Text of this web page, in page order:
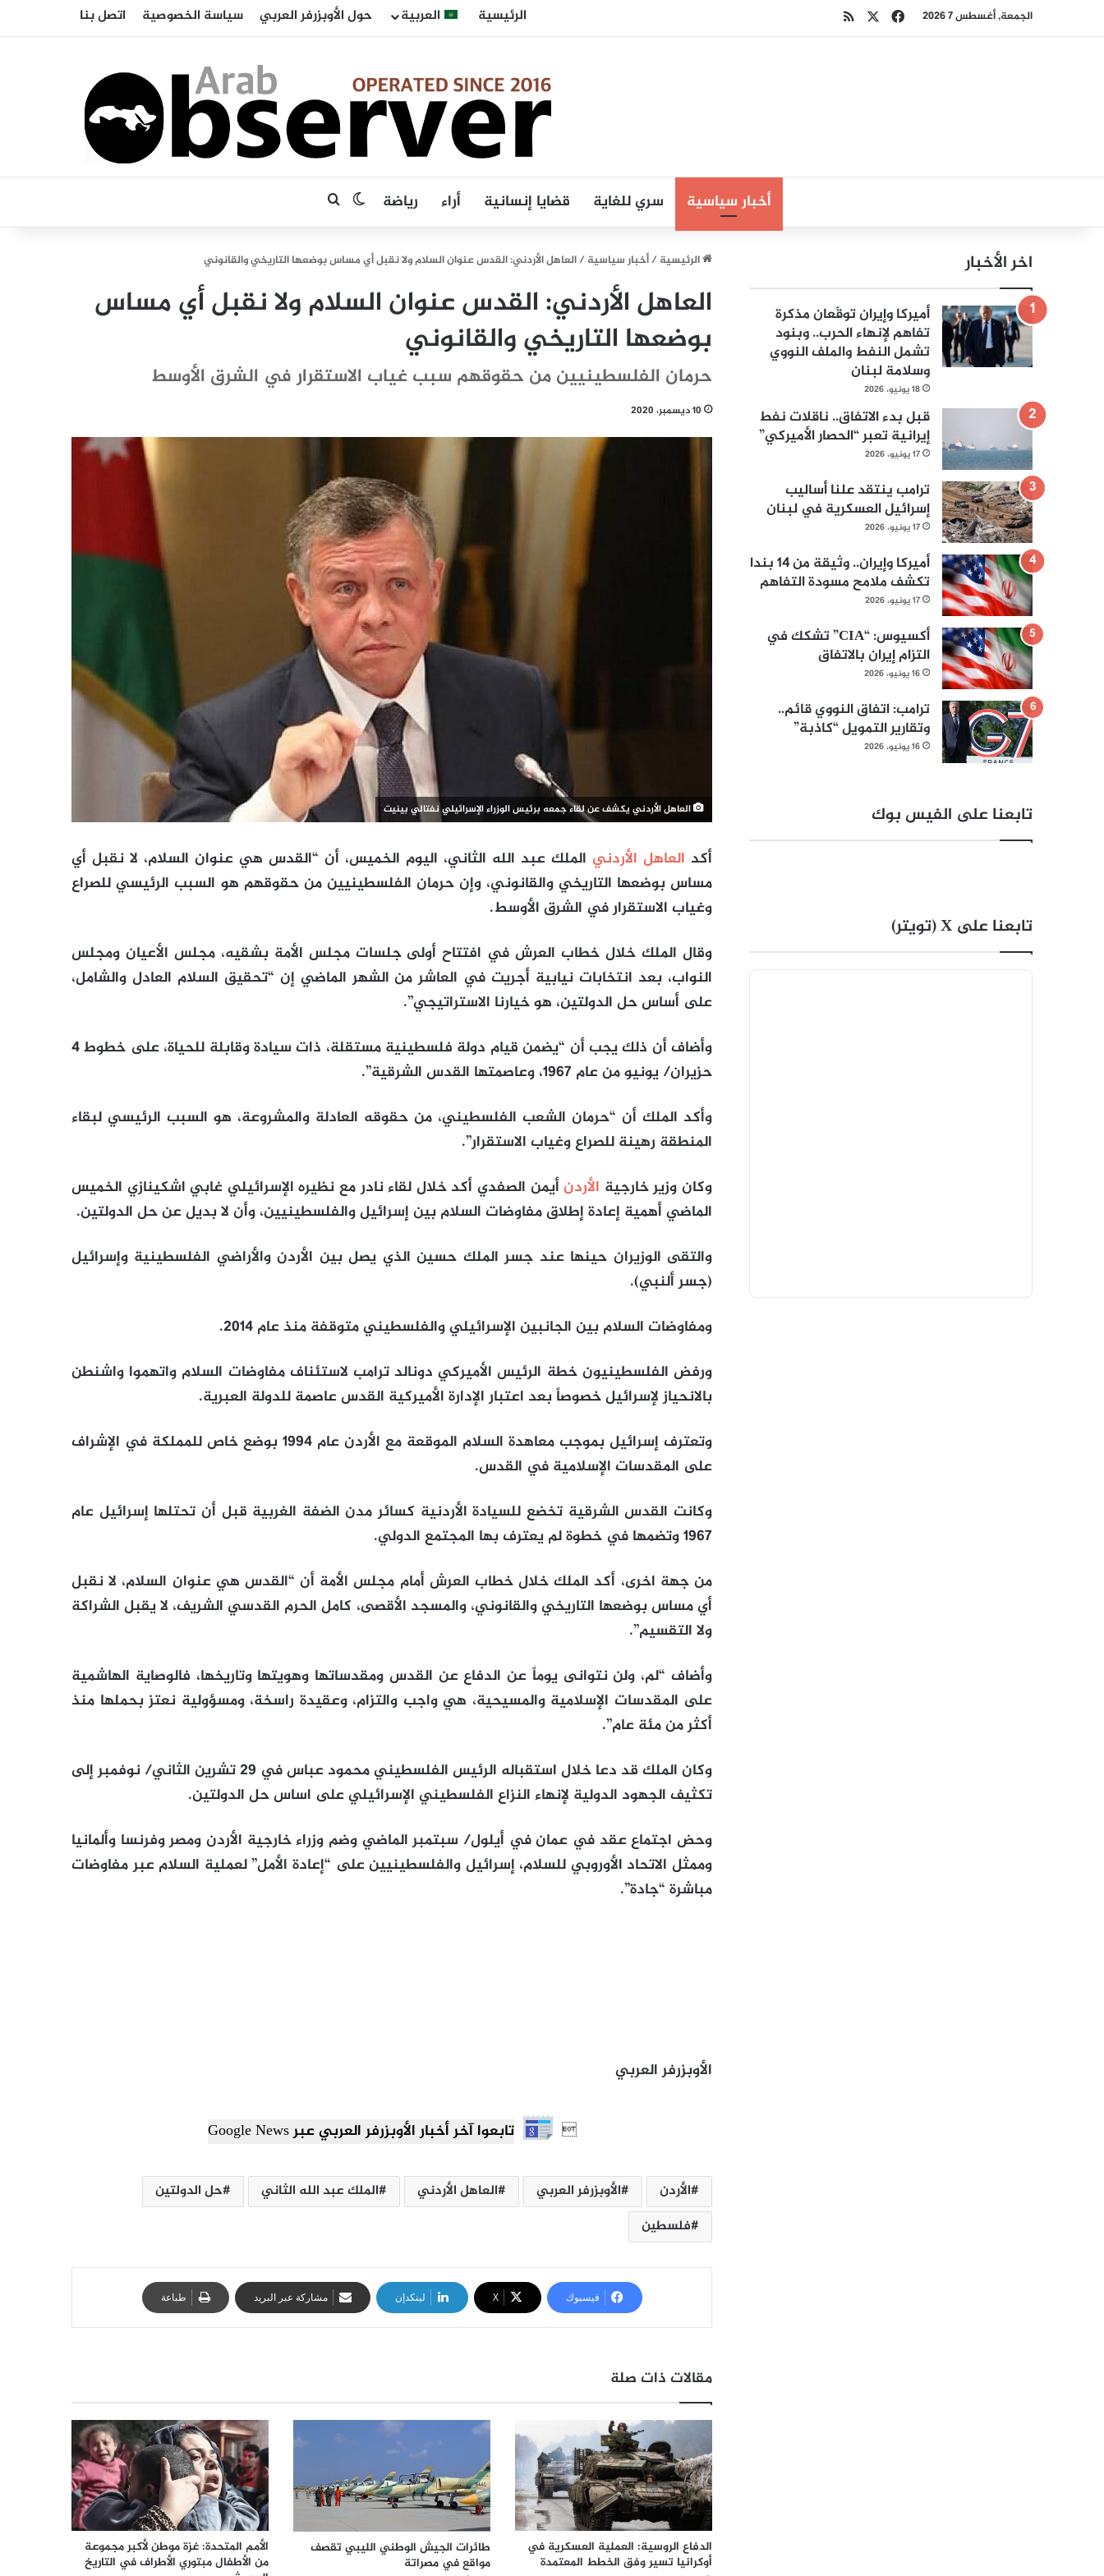
الجمعة, أغسطس 7 2026 فيسبوك الرئيسية العربية حول الأوبزرفر العربي سياسة الخصوصية اتصل بنا
أخبار سياسية سري للغاية قضايا إنسانية أراء رياضة الوضع المظلم
الرئيسية/أخبار سياسية/العاهل الأردني: القدس عنوان السلام ولا نقبل أي مساس بوضعها التاريخي والقانوني
العاهل الأردني: القدس عنوان السلام ولا نقبل أي مساس
بوضعها التاريخي والقانوني
حرمان الفلسطينيين من حقوقهم سبب غياب الاستقرار في الشرق الأوسط
10 ديسمبر، 2020
العاهل الأردني يكشف عن لقاء جمعه برئيس الوزراء الإسرائيلي نفتالي بينيت
أكد العاهل الأردني الملك عبد الله الثاني، اليوم الخميس، أن “القدس هي عنوان السلام، لا نقبل أي
مساس بوضعها التاريخي والقانوني، وإن حرمان الفلسطينيين من حقوقهم هو السبب الرئيسي للصراع
وغياب الاستقرار في الشرق الأوسط.
وقال الملك خلال خطاب العرش في افتتاح أولى جلسات مجلس الأمة بشقيه، مجلس الأعيان ومجلس
النواب، بعد انتخابات نيابية أجريت في العاشر من الشهر الماضي إن “تحقيق السلام العادل والشامل،
على أساس حل الدولتين، هو خيارنا الاستراتيجي”.
وأضاف أن ذلك يجب أن “يضمن قيام دولة فلسطينية مستقلة، ذات سيادة وقابلة للحياة، على خطوط 4
حزيران/ يونيو من عام 1967، وعاصمتها القدس الشرقية”.
وأكد الملك أن “حرمان الشعب الفلسطيني، من حقوقه العادلة والمشروعة، هو السبب الرئيسي لبقاء
المنطقة رهينة للصراع وغياب الاستقرار”.
وكان وزير خارجية الأردنأيمن الصفدي أكد خلال لقاء نادر مع نظيره الإسرائيلي غابي اشكينازي الخميس
الماضي أهمية إعادة إطلاق مفاوضات السلام بين إسرائيل والفلسطينيين، وأن لا بديل عن حل الدولتين.
والتقى الوزيران حينها عند جسر الملك حسين الذي يصل بين الأردن والأراضي الفلسطينية وإسرائيل
(جسر ألنبي).
ومفاوضات السلام بين الجانبين الإسرائيلي والفلسطيني متوقفة منذ عام 2014.
ورفض الفلسطينيون خطة الرئيس الأميركي دونالد ترامب لاستئناف مفاوضات السلام واتهموا واشنطن
بالانحياز لإسرائيل خصوصاً بعد اعتبار الإدارة الأميركية القدس عاصمة للدولة العبرية.
وتعترف إسرائيل بموجب معاهدة السلام الموقعة مع الأردن عام 1994 بوضع خاص للمملكة في الإشراف
على المقدسات الإسلامية في القدس.
وكانت القدس الشرقية تخضع للسيادة الأردنية كسائر مدن الضفة الغربية قبل أن تحتلها إسرائيل عام
1967 وتضمها في خطوة لم يعترف بها المجتمع الدولي.
من جهة اخرى، أكد الملك خلال خطاب العرش أمام مجلس الأمة أن “القدس هي عنوان السلام، لا نقبل
أي مساس بوضعها التاريخي والقانوني، والمسجد الأقصى، كامل الحرم القدسي الشريف، لا يقبل الشراكة
ولا التقسيم”.
وأضاف “لم، ولن نتوانى يوماً عن الدفاع عن القدس ومقدساتها وهويتها وتاريخها، فالوصاية الهاشمية
على المقدسات الإسلامية والمسيحية، هي واجب والتزام، وعقيدة راسخة، ومسؤولية نعتز بحملها منذ
أكثر من مئة عام”.
وكان الملك قد دعا خلال استقباله الرئيس الفلسطيني محمود عباس في 29 تشرين الثاني/ نوفمبر إلى
تكثيف الجهود الدولية لإنهاء النزاع الفلسطيني الإسرائيلي على اساس حل الدولتين.
وحض اجتماع عقد في عمان في أيلول/ سبتمبر الماضي وضم وزراء خارجية الأردن ومصر وفرنسا وألمانيا
وممثل الاتحاد الأوروبي للسلام، إسرائيل والفلسطينيين على “إعادة الأمل” لعملية السلام عبر مفاوضات
مباشرة “جادة”.
الأوبزرفر العربي
 تابعوا آخر أخبار الأوبزرفر العربي عبر Google News
الأردن الأوبزرفر العربي العاهل الأردني الملك عبد الله الثاني
حل الدولتين
فلسطين
فيسبوك ‫X لينكدإن مشاركة عبر البريد طباعة
مقالات ذات صلة
الدفاع الروسية: العملية العسكرية في
أوكرانيا تسير وفق الخطط المعتمدة
طائرات الجيش الوطني الليبي تقصف
مواقع في مصراتة
الأمم المتحدة: غزة موطن لأكبر مجموعة
من الأطفال مبتوري الأطراف في التاريخ
اخر الأخبار
أميركا وإيران توقّعان مذكرة
تفاهم لإنهاء الحرب.. وبنود
تشمل النفط والملف النووي
وسلامة لبنان
18 يونيو، 2026
قبل بدء الاتفاق.. ناقلات نفط
إيرانية تعبر “الحصار الأميركي”
17 يونيو، 2026
ترامب ينتقد علنا أساليب
إسرائيل العسكرية في لبنان
17 يونيو، 2026
أميركا وإيران.. وثيقة من 14 بندا
تكشف ملامح مسودة التفاهم
17 يونيو، 2026
أكسيوس: “CIA” تشكك في
التزام إيران بالاتفاق
16 يونيو، 2026
ترامب: اتفاق النووي قائم..
وتقارير التمويل “كاذبة”
16 يونيو، 2026
تابعنا على الفيس بوك
تابعنا على X (تويتر)